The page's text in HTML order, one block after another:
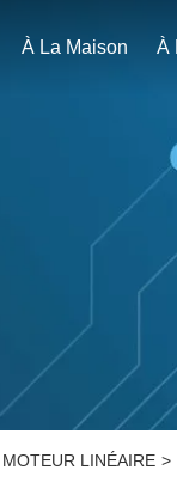
À La Maison
MOTEUR LINÉAIRE >